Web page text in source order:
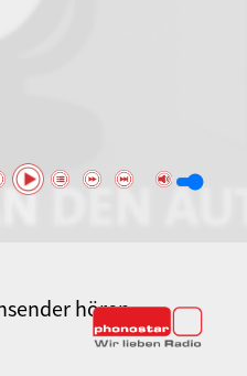
--- 80ER 90ER OLDIE
hören